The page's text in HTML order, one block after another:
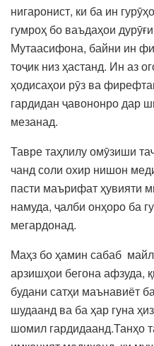
нигаронист, ки ба ин
гумроҳ бо ваъдаҳои
Мутаасифона, байни ин
тоҷик низ ҳастанд. Ин аз
ҳодисаҳои рӯз ва
гардидан ҷавононро дар
мезанад.
Тавре таҳлилу омӯзиши
чанд соли охир нишон
пасти маърифат ҳувияти
намуда, ҷалби онҳоро ба
мегардонад.
Маҳз бо ҳамин сабаб
арзишҳои бегона афзуда,
будани сатҳи маънавиёт
шудаанд ва ба ҳар гуна
шомил гардидаанд.Танҳо